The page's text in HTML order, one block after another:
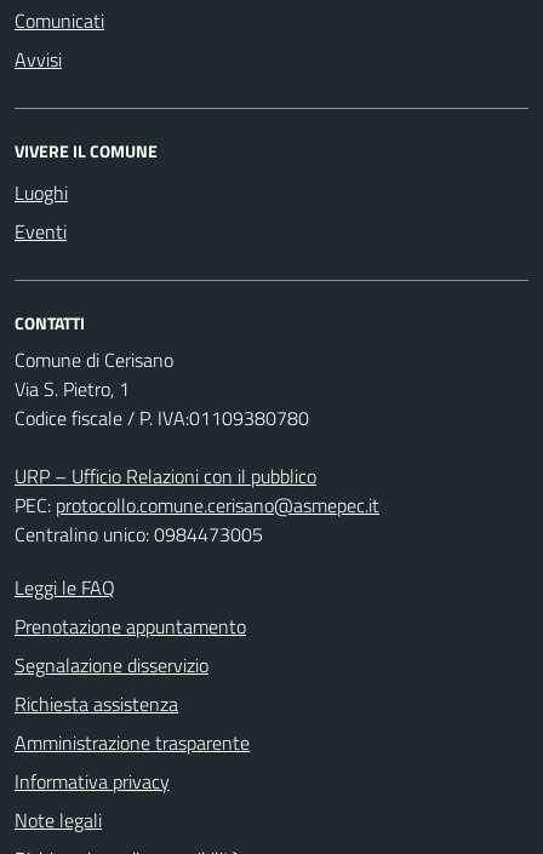
Comunicati
Avvisi
VIVERE IL COMUNE
Luoghi
Eventi
CONTATTI
Comune di Cerisano
Via S. Pietro, 1
Codice fiscale / P. IVA:01109380780
URP – Ufficio Relazioni con il pubblico
PEC: protocollo.comune.cerisano@asmepec.it
Centralino unico: 0984473005
Leggi le FAQ
Prenotazione appuntamento
Segnalazione disservizio
Richiesta assistenza
Amministrazione trasparente
Informativa privacy
Note legali